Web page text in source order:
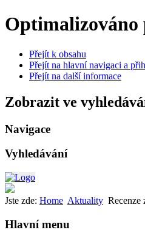
Optimalizováno
Přejít k obsahu
Přejít na hlavní navigaci a
Přejít na další informace
Zobrazit ve
Navigace
Vyhledávání
Jste zde: Home Aktuality
Hlavní menu